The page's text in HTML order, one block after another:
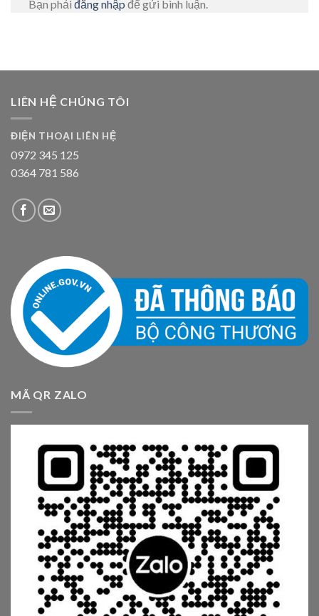
Bạn phải đăng nhập để gửi bình luận.
LIÊN HỆ CHÚNG TÔI
ĐIỆN THOẠI LIÊN HỆ
0972 345 125
0364 781 586
MÃ QR ZALO